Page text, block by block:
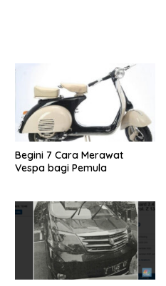
Begini 7 Cara Merawat
Vespa bagi Pemula